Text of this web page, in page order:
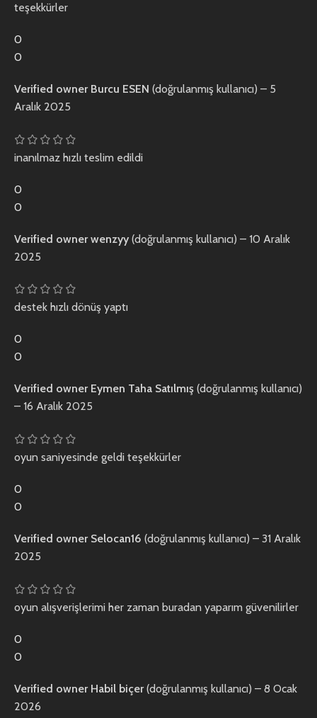
teşekkürler
0
0
Verified owner Burcu ESEN (doğrulanmış kullanıcı) – 5
Aralık 2025
inanılmaz hızlı teslim edildi
0
0
Verified ownerwenzyy(doğrulanmış kullanıcı) – 10 Aralık
2025
destek hızlı dönüş yaptı
0
0
Verified owner Eymen Taha Satılmış (doğrulanmış kullanıcı)
– 16 Aralık 2025
oyun saniyesinde geldi teşekkürler
0
0
Verified owner Selocan16 (doğrulanmış kullanıcı) – 31 Aralık
2025
oyun alışverişlerimi her zaman buradan yaparım güvenilirler
0
0
Verified owner Habil biçer(doğrulanmış kullanıcı) – 8 Ocak
2026